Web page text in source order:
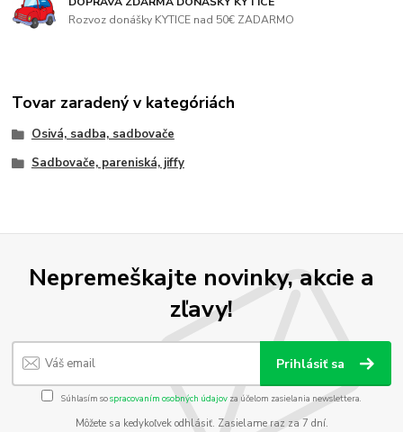
Rozvoz donášky KYTICE nad 50€ ZADARMO
Tovar zaradený v kategóriách
Osivá, sadba, sadbovače
Sadbovače, pareniská, jiffy
Nepremeškajte novinky, akcie a
zľavy!
Prihlásiť sa
Súhlasím sospracovaním osobných údajov za účelom zasielania newslettera.
Môžete sa kedykoľvek odhlásiť. Zasielame raz za 7 dní.